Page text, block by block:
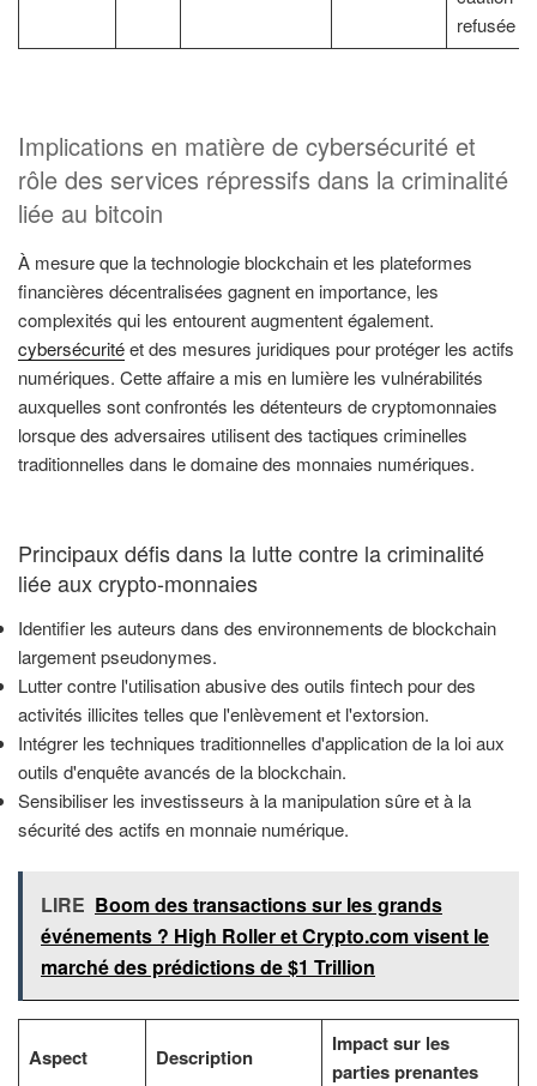
refusée
Implications en matière de cybersécurité et
rôle des services répressifs dans la criminalité
liée au bitcoin
À mesure que la technologie blockchain et les plateformes
financières décentralisées gagnent en importance, les
complexités qui les entourent augmentent également.
cybersécuritéet des mesures juridiques pour protéger les actifs
numériques. Cette affaire a mis en lumière les vulnérabilités
auxquelles sont confrontés les détenteurs de cryptomonnaies
lorsque des adversaires utilisent des tactiques criminelles
traditionnelles dans le domaine des monnaies numériques.
Principaux défis dans la lutte contre la criminalité
liée aux crypto-monnaies
Identifier les auteurs dans des environnements de blockchain
largement pseudonymes.
Lutter contre l'utilisation abusive des outils fintech pour des
activités illicites telles que l'enlèvement et l'extorsion.
Intégrer les techniques traditionnelles d'application de la loi aux
outils d'enquête avancés de la blockchain.
Sensibiliser les investisseurs à la manipulation sûre et à la
sécurité des actifs en monnaie numérique.
LIRE Boom des transactions sur les grands
événements ? High Roller et Crypto.com visent le
marché des prédictions de $1 Trillion
Aspect Description
Impact sur les
parties prenantes